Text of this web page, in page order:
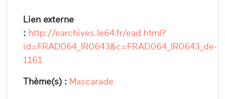
Lien externe
: http://earchives.le64.fr/ead.html?
id=FRAD064_IR0643&c=FRAD064_IR0643_de-
1161
Thème(s) : Mascarade